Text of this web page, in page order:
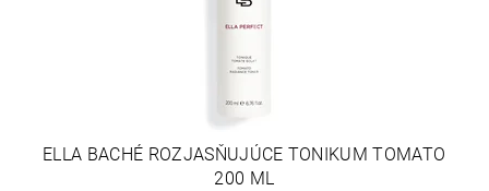
ELLA BACHÉ ROZJASŇUJÚCE TONIKUM TOMATO
200 ML